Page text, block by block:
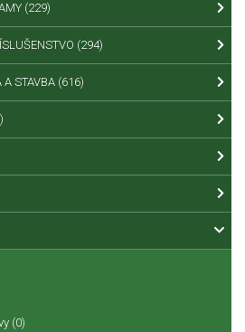
(229)
(294)
A STAVBA (616)
(0)